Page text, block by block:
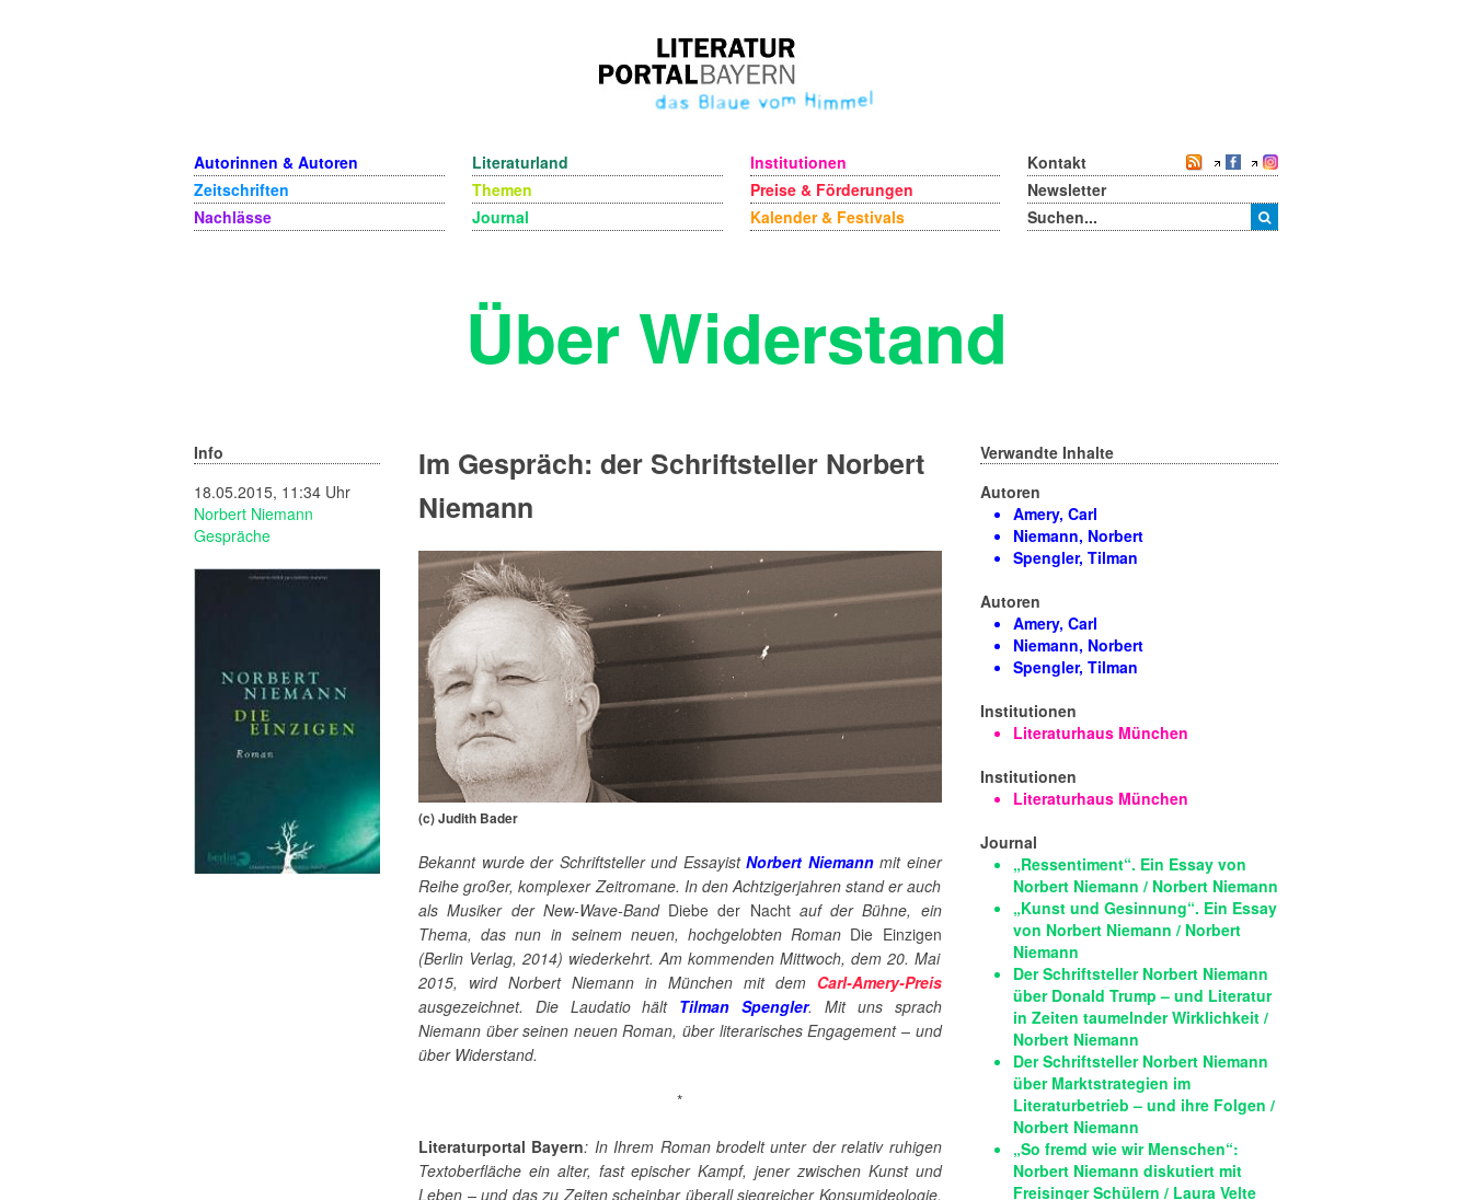
Autorinnen & Autoren
Zeitschriften
Nachlässe
Literaturland
Themen
Journal
Institutionen
Preise & Förderungen
Kalender & Festivals
Kontakt
Newsletter
Über Widerstand
Info
18.05.2015, 11:34 Uhr
Norbert Niemann
Gespräche
Im Gespräch: der Schriftsteller Norbert
Niemann
(c) Judith Bader
Bekannt wurde der Schriftsteller und Essayist Norbert Niemannmit einer
Reihe großer, komplexer Zeitromane. In den Achtzigerjahren stand er auch
als Musiker der New-Wave-Band Diebe der Nachtauf der Bühne, ein
Thema, das nun in seinem neuen, hochgelobten Roman Die Einzigen
(Berlin Verlag, 2014) wiederkehrt. Am kommenden Mittwoch, dem 20. Mai
2015, wird Norbert Niemann in München mit dem Carl-Amery-Preis
ausgezeichnet. Die Laudatio hält Tilman Spengler. Mit uns sprach
Niemann über seinen neuen Roman, über literarisches Engagement –und
über Widerstand.
*
Literaturportal Bayern: In Ihrem Roman brodelt unter der relativ ruhigen
Textoberfläche ein alter, fast epischer Kampf, jener zwischen Kunst und
Leben – und das zu Zeiten scheinbar überall siegreicher Konsumideologie.
Verwandte Inhalte
Autoren
Amery, Carl
Niemann, Norbert
Spengler, Tilman
Autoren
Amery, Carl
Niemann, Norbert
Spengler, Tilman
Institutionen
Literaturhaus München
Institutionen
Literaturhaus München
Journal
„Ressentiment“. Ein Essay von
Norbert Niemann / Norbert Niemann
„Kunst und Gesinnung“. Ein Essay
von Norbert Niemann / Norbert
Niemann
Der Schriftsteller Norbert Niemann
über Donald Trump – und Literatur
in Zeiten taumelnder Wirklichkeit /
Norbert Niemann
Der Schriftsteller Norbert Niemann
über Marktstrategien im
Literaturbetrieb – und ihre Folgen /
Norbert Niemann
„So fremd wie wir Menschen“:
Norbert Niemann diskutiert mit
Freisinger Schülern / Laura Velte